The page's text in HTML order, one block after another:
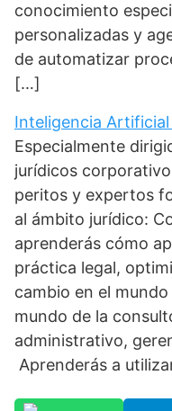
conocimiento
personalizadas y
de automatizar
[…]
Inteligencia
Especialmente
jurídicos
peritos y expertos
al ámbito jurídico:
aprenderás cómo
práctica legal,
cambio en el
mundo de la
administrativo,
Aprenderás a